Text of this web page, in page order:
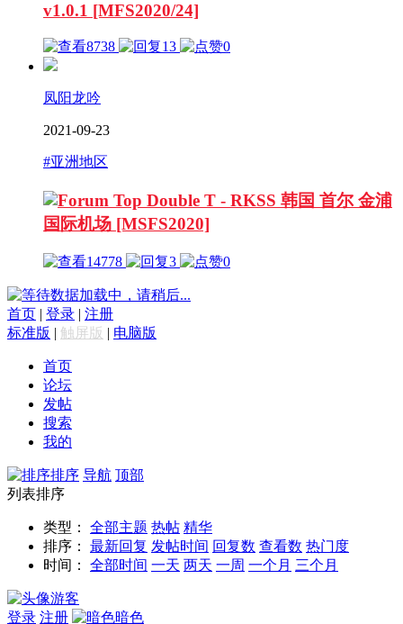
v1.0.1 [MFS2020/24]
8738 13 0
凤阳龙吟
2021-09-23
#亚洲地区
Double T - RKSS 韩国 首尔 金浦
国际机场 [MSFS2020]
14778 3 0
数据加载中，请稍后...
首页 | 登录 | 注册
标准版 | 触屏版 | 电脑版
首页
论坛
发帖
搜索
我的
排序 导航 顶部
列表排序
类型： 全部主题 热帖 精华
排序：
最新回复 发帖时间 回复数 查看数 热门度
时间：
全部时间 一天 两天 一周 一个月 三个月
游客
登录 注册 暗色